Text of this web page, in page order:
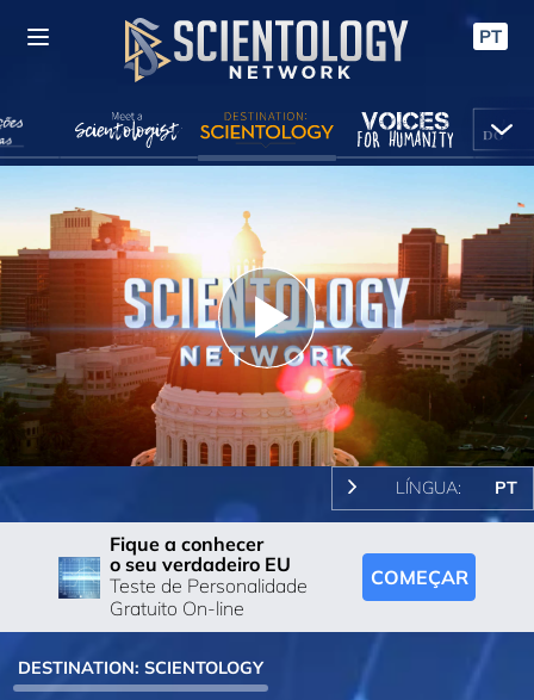
PT
Play
Video
LÍNGUA: PT
Fique a conhecer
o seu verdadeiro EU
Teste de Personalidade
Gratuito On-line
COMEÇAR
DESTINATION: SCIENTOLOGY